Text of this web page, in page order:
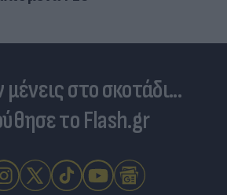
μένεις στο σκοτάδι...
το Flash.gr